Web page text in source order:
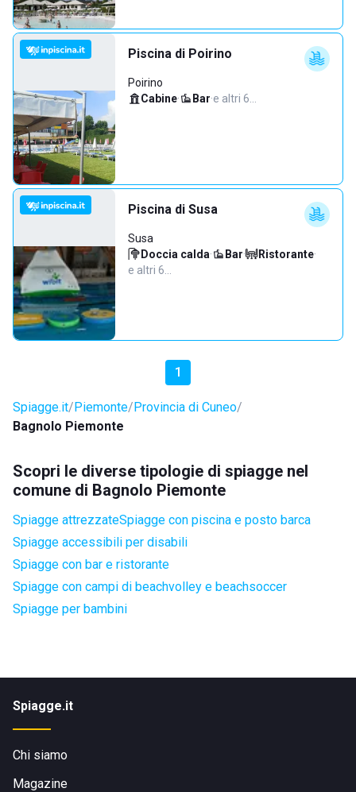
Piscina di Poirino
Poirino
Cabine· Bar·e altri 6…
Piscina di Susa
Susa
Doccia calda· Bar· Ristorante·
e altri 6…
1
Spiagge.it Piemonte Provincia di Cuneo
Bagnolo Piemonte
Scopri le diverse tipologie di spiagge nel
comune di Bagnolo Piemonte
Spiagge attrezzateSpiagge con piscina e posto barca
Spiagge accessibili per disabili
Spiagge con bar e ristorante
Spiagge con campi di beachvolley e beachsoccer
Spiagge per bambini
Spiagge.it
Chi siamo
Magazine